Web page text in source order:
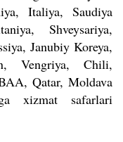
Italiya, Saudiya
Shveysariya,
Janubiy Koreya,
Vengriya, Chili,
Qatar, Moldava
xizmat safarlari